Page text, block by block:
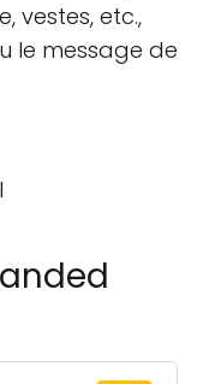
vestes, etc.,
le message de